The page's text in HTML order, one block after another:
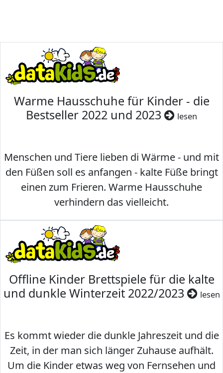
Warme Hausschuhe für Kinder - die
Bestseller 2022 und 2023
lesen
Menschen und Tiere lieben di Wärme - und mit
den Füßen soll es anfangen - kalte Füße bringt
einen zum Frieren. Warme Hausschuhe
verhindern das vielleicht.
Offline Kinder Brettspiele für die kalte
und dunkle Winterzeit 2022/2023
lesen
Es kommt wieder die dunkle Jahreszeit und die
Zeit, in der man sich länger Zuhause aufhält.
Um die Kinder etwas weg von Fernsehen und